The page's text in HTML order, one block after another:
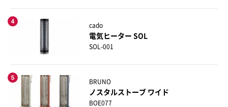
cado
電気ヒーター SOL
SOL-001
BRUNO
ノスタルストーブ ワイド
BOE077